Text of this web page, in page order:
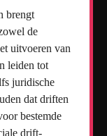
brengt
de
uitvoeren van
leiden tot
juridische
dat driften
bestemde
drift-